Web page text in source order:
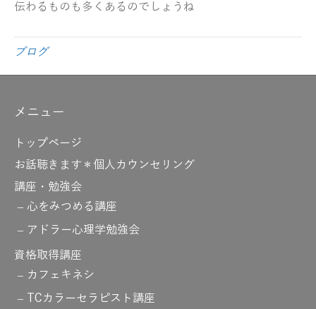
伝わるものも 多くあるのでしょうね
ブログ
メニュー
トップページ
お話聴きます＊個人カウンセリング
講座・勉強会
心をみつめる講座
アドラー心理学勉強会
資格取得講座
カフェキネシ
TCカラーセラピスト講座